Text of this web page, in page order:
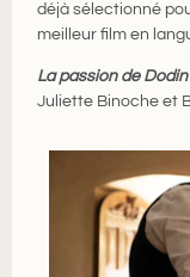
déjà sélectionné
meilleur film en
La passion de
Juliette Binoche et